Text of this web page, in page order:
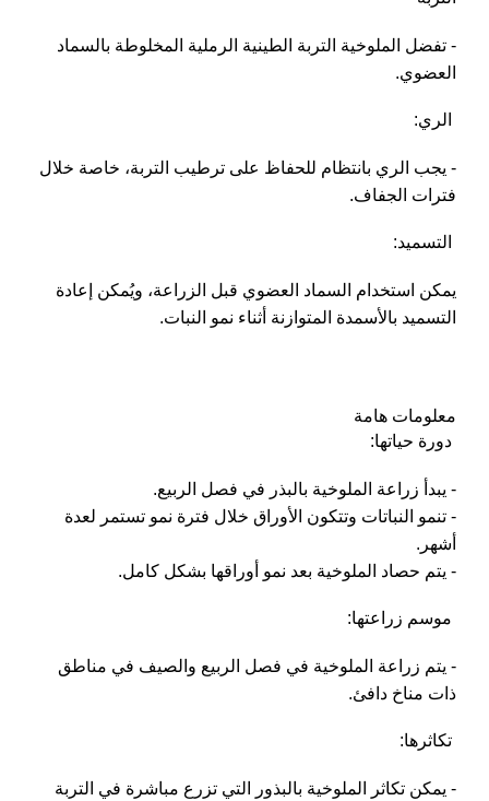
- تفضل الملوخية التربة الطينية الرملية المخلوطة بالسماد
العضوي.
الري:
- يجب الري بانتظام للحفاظ على ترطيب التربة، خاصة خلال
فترات الجفاف.
التسميد:
يمكن استخدام السماد العضوي قبل الزراعة، ويُمكن إعادة
التسميد بالأسمدة المتوازنة أثناء نمو النبات.
معلومات هامة
دورة حياتها:
- يبدأ زراعة الملوخية بالبذر في فصل الربيع.
- تنمو النباتات وتتكون الأوراق خلال فترة نمو تستمر لعدة
أشهر.
- يتم حصاد الملوخية بعد نمو أوراقها بشكل كامل.
موسم زراعتها:
- يتم زراعة الملوخية في فصل الربيع والصيف في مناطق
ذات مناخ دافئ.
تكاثرها:
- يمكن تكاثر الملوخية بالبذور التي تزرع مباشرة في التربة